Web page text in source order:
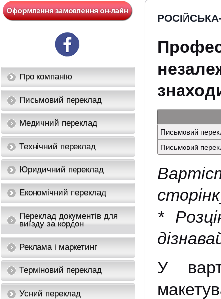
Про компанію
Письмовий переклад
Медичний переклад
Технічний переклад
Юридичний переклад
Економічний переклад
Переклад документів для
виїзду за кордон
Реклама і маркетинг
Терміновий переклад
Усний переклад
Письмовий
Письмовий
*
У